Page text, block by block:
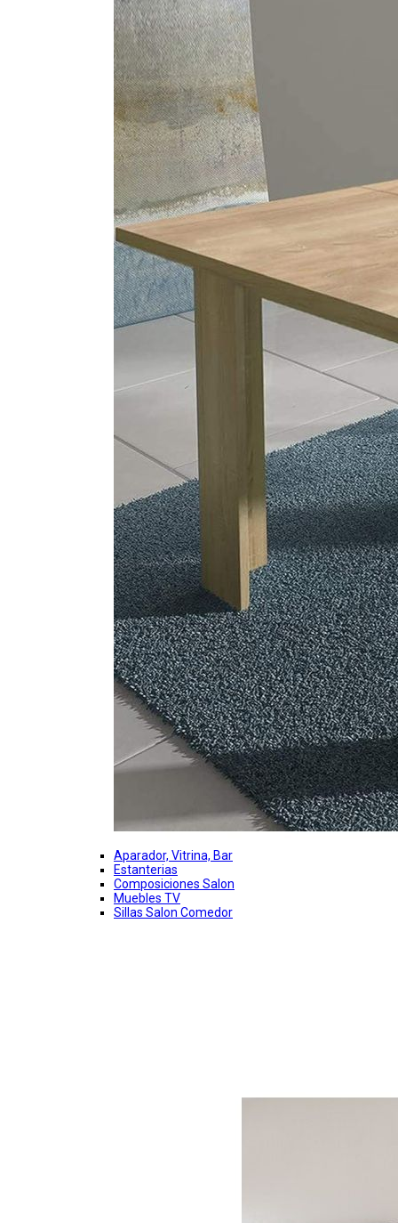
Aparador, Vitrina, Bar
Estanterias
Composiciones Salon
Muebles TV
Sillas Salon Comedor